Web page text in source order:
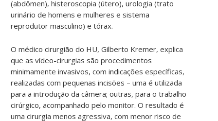
(abdômen), histeroscopia (útero), urologia (trato
urinário de homens e mulheres e sistema
reprodutor masculino) e tórax.
O médico cirurgião do HU, Gilberto Kremer, explica
que as vídeo-cirurgias são procedimentos
minimamente invasivos, com indicações específicas,
realizadas com pequenas incisões – uma é utilizada
para a introdução da câmera; outras, para o trabalho
cirúrgico, acompanhado pelo monitor. O resultado é
uma cirurgia menos agressiva, com menor risco de